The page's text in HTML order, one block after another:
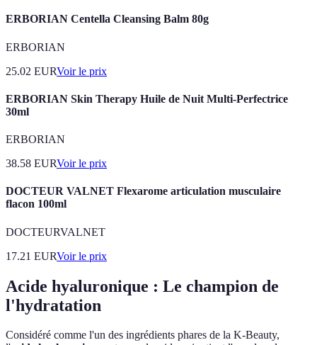
ERBORIAN Centella Cleansing Balm 80g
ERBORIAN
25.02 EURVoir le prix
ERBORIAN Skin Therapy Huile de Nuit Multi-Perfectrice
30ml
ERBORIAN
38.58 EURVoir le prix
DOCTEUR VALNET Flexarome articulation musculaire
flacon 100ml
DOCTEURVALNET
17.21 EURVoir le prix
Acide hyaluronique : Le champion de
l'hydratation
Considéré comme l'un des ingrédients phares de la K-Beauty,